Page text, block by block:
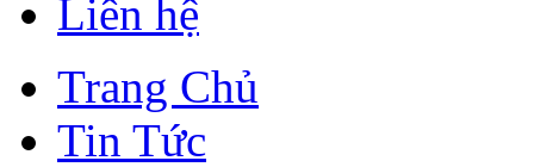
Liên hệ
Trang Chủ
Tin Tức